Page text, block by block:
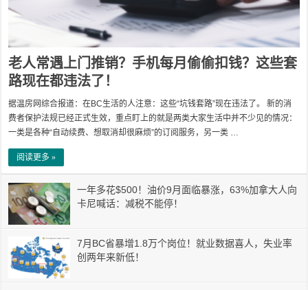
老人常遇上门推销？手机每月偷偷扣钱？这些套
路现在都违法了！
据温房网综合报道：在BC生活的人注意：这些“坑钱套路”现在违法了。 新的消
费者保护法规已经正式生效，重点盯上的就是两类大家生活中并不少见的情况：
一类是各种“自动续费、想取消却很麻烦”的订阅服务，另一类 …
阅读更多 »
一年多花$500！油价9月面临暴涨，63%加拿大人向
卡尼喊话：减税不能停！
7月BC省暴增1.8万个岗位！就业数据喜人，失业率
创两年来新低！